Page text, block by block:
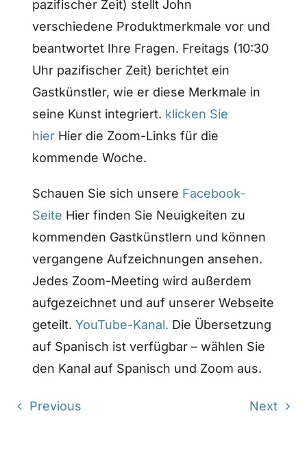
pazifischer Zeit) stellt John
verschiedene Produktmerkmale vor und
beantwortet Ihre Fragen. Freitags (10:30
Uhr pazifischer Zeit) berichtet ein
Gastkünstler, wie er diese Merkmale in
seine Kunst integriert. klicken Sie
hier Hier die Zoom-Links für die
kommende Woche.
Schauen Sie sich unsere Facebook-
Seite Hier finden Sie Neuigkeiten zu
kommenden Gastkünstlern und können
vergangene Aufzeichnungen ansehen.
Jedes Zoom-Meeting wird außerdem
aufgezeichnet und auf unserer Webseite
geteilt.YouTube-Kanal. Die Übersetzung
auf Spanisch ist verfügbar – wählen Sie
den Kanal auf Spanisch und Zoom aus.
Previous Next